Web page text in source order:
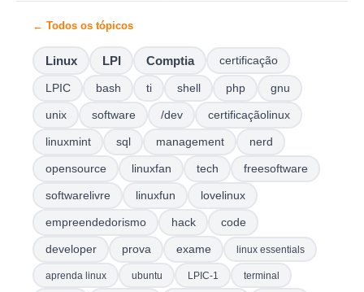
← Todos os tópicos
Linux LPI Comptia certificação
LPIC bash ti shell php gnu
unix software /dev certificaçãolinux
linuxmint sql management nerd
opensource linuxfan tech freesoftware
softwarelivre linuxfun lovelinux
empreendedorismo hack code
developer prova exame linux essentials
aprenda linux ubuntu LPIC-1 terminal